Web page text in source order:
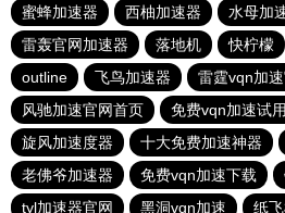
蜜蜂加速器
西柚加速器 水母加
雷轰官网加速器
落地机 快柠檬
outline
飞鸟加速器
雷霆vqn加
风驰加速官网首页
免费vqn加速试用
旋风加速度器
十大免费加速神器
老佛爷加速器
免费vqn加速下载
tyl加速器官网
黑洞vqn加速 纸